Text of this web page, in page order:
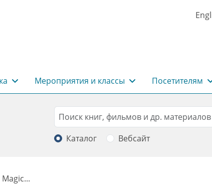
Мероприятия и классы Посетителям
Search
Поиск
Каталог Вебсайт